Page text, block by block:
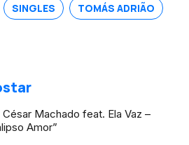
SINGLES TOMÁS ADRIÃO
César Machado feat. Ela Vaz –
Amor”